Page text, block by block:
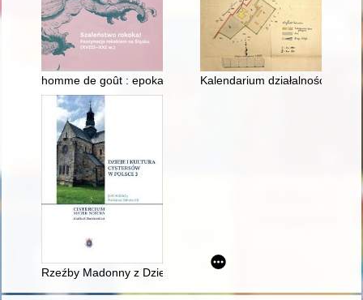
homme de goût : epoka wyrafinowanych konsumentów
Kalendarium działalności
Rzeźby Madonny z Dzieciątkiem w tradycji łacińskiej Europy